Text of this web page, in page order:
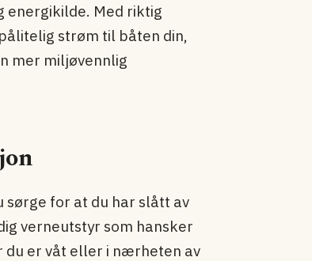
energikilde. Med riktig
strøm til båten din,
mer miljøvennlig
sørge for at du har slått av
verneutstyr som hansker
du er våt eller i nærheten av